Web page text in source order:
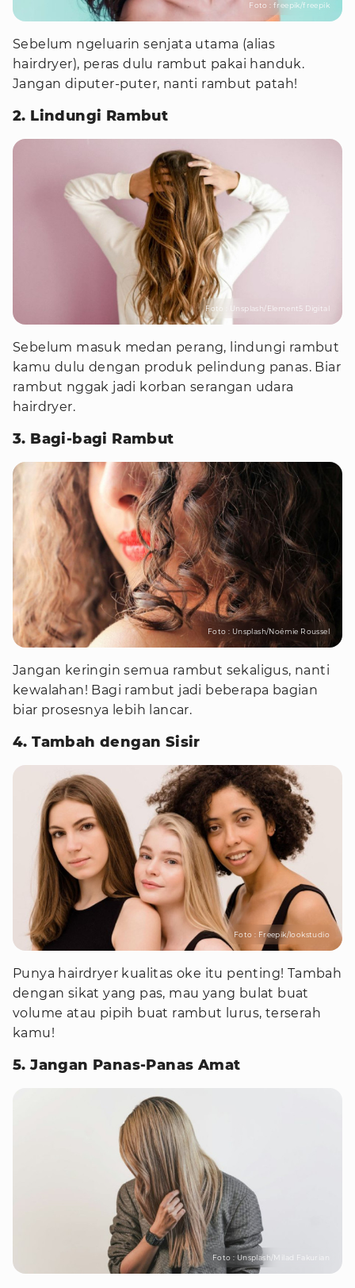
Foto : freepik/freepik
Sebelum ngeluarin senjata utama (alias
hairdryer), peras dulu rambut pakai handuk.
Jangan diputer-puter, nanti rambut patah!
2. Lindungi Rambut
Foto : Unsplash/Element5 Digital
Sebelum masuk medan perang, lindungi rambut
kamu dulu dengan produk pelindung panas. Biar
rambut nggak jadi korban serangan udara
hairdryer.
3. Bagi-bagi Rambut
Foto : Unsplash/Noémie Roussel
Jangan keringin semua rambut sekaligus, nanti
kewalahan! Bagi rambut jadi beberapa bagian
biar prosesnya lebih lancar.
4. Tambah dengan Sisir
Foto : Freepik/lookstudio
Punya hairdryer kualitas oke itu penting! Tambah
dengan sikat yang pas, mau yang bulat buat
volume atau pipih buat rambut lurus, terserah
kamu!
5. Jangan Panas-Panas Amat
Foto : Unsplash/Milad Fakurian